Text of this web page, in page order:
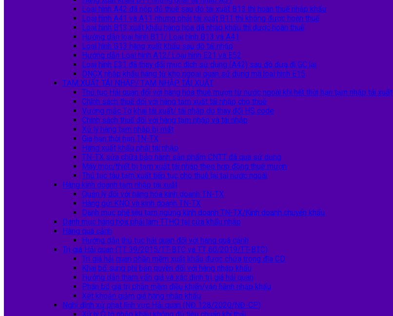
Loại hình A42 đã nộp đủ thuế sau đó tái xuất B13 thì hoàn thuế nhập khẩu
Loại hình A41 và A11 nhưng phải tái xuất B11 thì không được hoàn thuế
Loại hình B13 xuất khẩu hàng hóa đã nhập khẩu thì được hoàn thuế
Hướng dẫn loại hình B11/ Loại hình B13 và A41
Loại hình G13 hàng xuất khẩu sau đó tái nhập
Hướng dẫn Loại hình A12/ Loại hình E21 và E52
Loại hình E31 đã thay đổi mục đích sử dụng (A42) sau đó đưa đi GC lại
DNCX nhập khẩu hàng từ kho ngoại quan sử dụng mã loại hình E15
TẠM XUẤT TÁI NHẬP/ TẠM NHẬP TÁI XUẤT
Thủ tục Hải quan đối với hàng hóa thuê mượn từ nước ngoài khi hết thời hạn tạm nhập tái xuất
Chính sách thuế đối với hàng tạm xuất tái nhập cho thuê
Vướng mắc Tờ khai tái xuất/ tái nhập do thay đổi HS code
Chính sách thuế đối với hàng tạm nhập và tái nhập
Xử lý hàng tạm nhập bị mất
Gia hạn thời hạn TN-TX
Hàng xuất khẩu phải tái nhập
TN-TX sửa chữa bảo hành sản phẩm CNTT đã qua sử dụng
Máy móc/thiết bị tạm xuất tái nhập theo hợp đồng thuê mượn
Thủ tục tàu tạm xuất tiếp tục cho thuê lại tại nước ngoài
Hàng kinh doanh tạm nhập tái xuất
Quản lý đối với hàng hóa kinh doanh TN-TX
Hàng gửi KNQ và kinh doanh TN-TX
Danh mục phế liệu tạm ngừng kinh doanh TN-TX/Kinh doanh chuyển khẩu
Danh mục hàng hóa phải làm TTHQ tại cửa khẩu nhập
Hàng quá cảnh
Hướng dẫn thủ tục hải quan đối với hàng quá cảnh
Trị giá Hải quan (TT 39/2015/TT-BTC và TT 60/2019/TT-BTC)
Trị giá hải quan phần mềm xuất khẩu được chứa trong đĩa CD
Khai bổ sung phí bản quyền đối với hàng nhập khẩu
Hướng dẫn tham vấn giá và xác định trị giá hải quan
Phân bổ giá trị phần mềm điều khiển/vận hành nhập khẩu
Xét khoản giảm giá hàng nhập khẩu
Nghị định xử phạt lĩnh vực Hải quan (NĐ 128/2020/NĐ-CP)